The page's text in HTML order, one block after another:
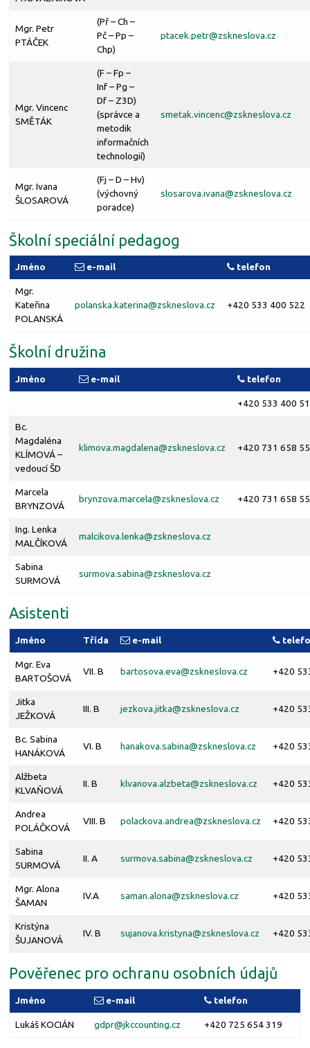
Mgr. Petr
PTÁČEK
(Př – Ch –
Pč – Pp –
Chp)
ptacek.petr@zskneslova.cz
Mgr. Vincenc
SMĚTÁK
(F – Fp –
Inf – Pg –
Df – Z3D)
(správce a
metodik
informačních
technologií)
smetak.vincenc@zskneslova.cz
Mgr. Ivana
ŠLOSAROVÁ
(Fj – D – Hv)
(výchovný
poradce)
slosarova.ivana@zskneslova.cz
Školní speciální pedagog
Jméno e-mail telefon
Mgr.
Kateřina
POLANSKÁ
polanska.katerina@zskneslova.cz +420 533 400 522
Školní družina
Jméno e-mail telefon
+420 533 400
Bc.
Magdaléna
KLÍMOVÁ –
vedoucí ŠD
klimova.magdalena@zskneslova.cz +420 731 658
Marcela
BRYNZOVÁ
brynzova.marcela@zskneslova.cz +420 731 658
Ing. Lenka
MALČÍKOVÁ
malcikova.lenka@zskneslova.cz
Sabina
SURMOVÁ
surmova.sabina@zskneslova.cz
Asistenti
Jméno Třída e-mail
Mgr. Eva
BARTOŠOVÁ
VII. B bartosova.eva@zskneslova.cz +420
Jitka
JEŽKOVÁ
III. B jezkova.jitka@zskneslova.cz +420
Bc. Sabina
HANÁKOVÁ
VI. B hanakova.sabina@zskneslova.cz +420
Alžbeta
KLVAŇOVÁ
II. B klvanova.alzbeta@zskneslova.cz +420
Andrea
POLÁČKOVÁ
VIII. B polackova.andrea@zskneslova.cz +420
Sabina
SURMOVÁ
II. A surmova.sabina@zskneslova.cz +420
Mgr. Alona
ŠAMAN
IV.A saman.alona@zskneslova.cz +420
Kristýna
ŠUJANOVÁ
IV. B sujanova.kristyna@zskneslova.cz +420
Pověřenec pro ochranu osobních údajů
Jméno e-mail telefon
Lukáš KOCIÁN gdpr@jkccounting.cz +420 725 654 319